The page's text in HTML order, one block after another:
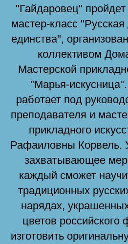
"Гайдаровец"
мастер-класс
единства",
коллективом
Мастерской
"Марья-
работает под
преподавателя и
прикладного
Рафаиловны Корвель.
захватывающее
каждый сможет
традиционных
нарядах,
цветов российского
изготовить